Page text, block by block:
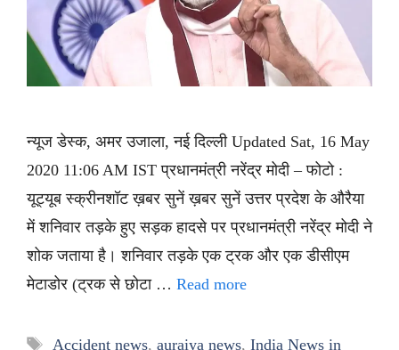
न्यूज डेस्क, अमर उजाला, नई दिल्ली Updated Sat, 16 May
2020 11:06 AM IST प्रधानमंत्री नरेंद्र मोदी – फोटो :
यूट्यूब स्क्रीनशॉट ख़बर सुनें ख़बर सुनें उत्तर प्रदेश के औरैया
में शनिवार तड़के हुए सड़क हादसे पर प्रधानमंत्री नरेंद्र मोदी ने
शोक जताया है। शनिवार तड़के एक ट्रक और एक डीसीएम
मेटाडोर (ट्रक से छोटा … Read more
Tags
Accident news, auraiya news, India News in